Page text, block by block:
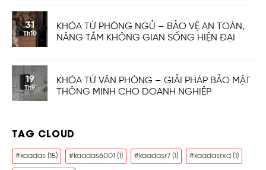
31
Th10
KHÓA TỪ PHÒNG NGỦ – BẢO VỆ AN TOÀN,
NÂNG TẦM KHÔNG GIAN SỐNG HIỆN ĐẠI
19
Th9
KHÓA TỪ VĂN PHÒNG – GIẢI PHÁP BẢO MẬT
THÔNG MINH CHO DOANH NGHIỆP
TAG CLOUD
#kaadas (15) #kaadas6001 (1) #kaadasr7 (1) #kaadasrxd (1)